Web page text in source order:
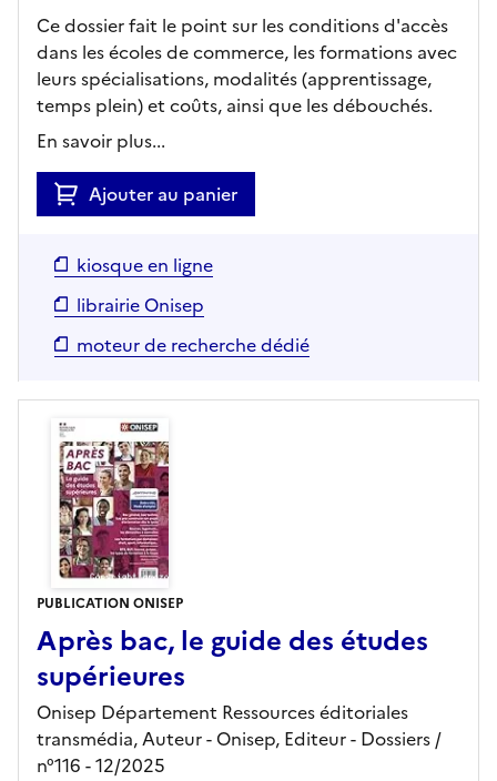
Ce dossier fait le point sur les conditions d'accès
dans les écoles de commerce, les formations avec
leurs spécialisations, modalités (apprentissage,
temps plein) et coûts, ainsi que les débouchés.
En savoir plus...
Ajouter au panier
kiosque en ligne
librairie Onisep
moteur de recherche dédié
PUBLICATION ONISEP
Après bac, le guide des études
supérieures
Onisep Département Ressources éditoriales
transmédia, Auteur - Onisep, Editeur- Dossiers /
n°116 - 12/2025